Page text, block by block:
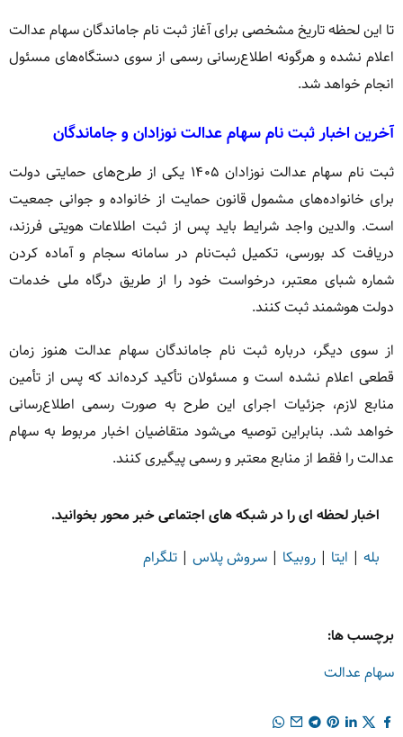
تا این لحظه تاریخ مشخصی برای آغاز ثبت نام جاماندگان سهام عدالت
اعلام نشده و هرگونه اطلاع‌رسانی رسمی از سوی دستگاه‌های مسئول
انجام خواهد شد.
آخرین اخبار ثبت نام سهام عدالت نوزادان و جاماندگان
ثبت نام سهام عدالت نوزادان ۱۴۰۵ یکی از طرح‌های حمایتی دولت
برای خانواده‌های مشمول قانون حمایت از خانواده و جوانی جمعیت
است. والدین واجد شرایط باید پس از ثبت اطلاعات هویتی فرزند،
دریافت کد بورسی، تکمیل ثبت‌نام در سامانه سجام و آماده کردن
شماره شبای معتبر، درخواست خود را از طریق درگاه ملی خدمات
دولت هوشمند ثبت کنند.
از سوی دیگر، درباره ثبت نام جاماندگان سهام عدالت هنوز زمان
قطعی اعلام نشده است و مسئولان تأکید کرده‌اند که پس از تأمین
منابع لازم، جزئیات اجرای این طرح به صورت رسمی اطلاع‌رسانی
خواهد شد. بنابراین توصیه می‌شود متقاضیان اخبار مربوط به سهام
عدالت را فقط از منابع معتبر و رسمی پیگیری کنند.
اخبار لحظه ای را در شبکه های اجتماعی خبر محور بخوانید.
بله | ایتا | روبیکا | سروش پلاس | تلگرام
برچسب ها:
سهام عدالت